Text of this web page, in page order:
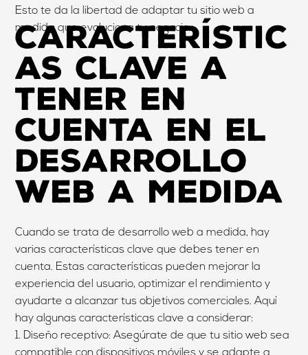
Esto te da la libertad de adaptar tu sitio web a
medida que evoluciona tu negocio.
Característic
as clave a
tener en
cuenta en el
desarrollo
web a medida
Cuando se trata de desarrollo web a medida, hay
varias características clave que debes tener en
cuenta. Estas características pueden mejorar la
experiencia del usuario, optimizar el rendimiento y
ayudarte a alcanzar tus objetivos comerciales. Aquí
hay algunas características clave a considerar:
1. Diseño receptivo: Asegúrate de que tu sitio web sea
compatible con dispositivos móviles y se adapte a